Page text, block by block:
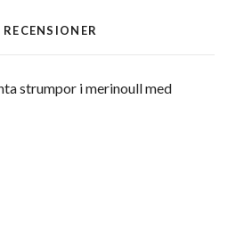
RECENSIONER
strumpor i merinoull med